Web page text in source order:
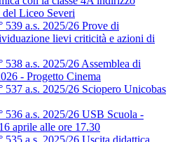
Liceo Severi
539 a.s. 2025/26 Prove di
lievi criticità e azioni di
538 a.s. 2025/26 Assemblea di
- Progetto Cinema
537 a.s. 2025/26 Sciopero Unicobas
536 a.s. 2025/26 USB Scuola -
aprile alle ore 17.30